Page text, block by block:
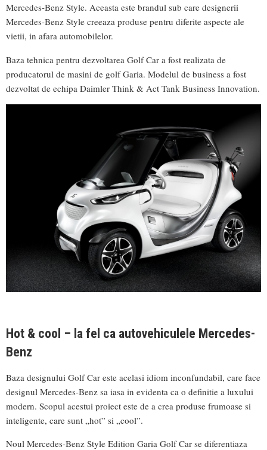
Mercedes-Benz Style. Aceasta este brandul sub care designerii
Mercedes-Benz Style creeaza produse pentru diferite aspecte ale
vietii, in afara automobilelor.
Baza tehnica pentru dezvoltarea Golf Car a fost realizata de
producatorul de masini de golf Garia. Modelul de business a fost
dezvoltat de echipa Daimler Think & Act Tank Business Innovation.
Hot & cool – la fel ca autovehiculele Mercedes-
Benz
Baza designului Golf Car este acelasi idiom inconfundabil, care face
designul Mercedes-Benz sa iasa in evidenta ca o definitie a luxului
modern. Scopul acestui proiect este de a crea produse frumoase si
inteligente, care sunt „hot” si „cool”.
Noul Mercedes-Benz Style Edition Garia Golf Car se diferentiaza